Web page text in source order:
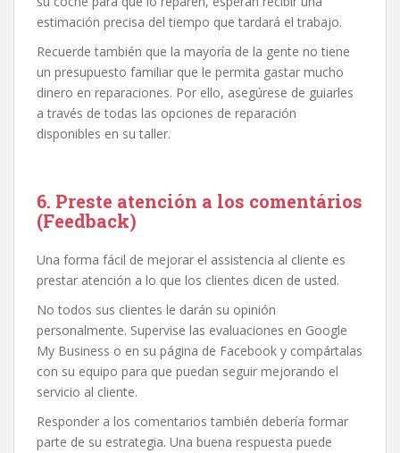
estimación precisa del tiempo que tardará el trabajo.
Recuerde también que la mayoría de la gente no tiene
un presupuesto familiar que le permita gastar mucho
dinero en reparaciones. Por ello, asegúrese de guiarles
a través de todas las opciones de reparación
disponibles en su taller.
6. Preste atención a los comentários
(Feedback)
Una forma fácil de mejorar el assistencia al cliente es
prestar atención a lo que los clientes dicen de usted.
No todos sus clientes le darán su opinión
personalmente. Supervise las evaluaciones en Google
My Business o en su página de Facebook y compártalas
con su equipo para que puedan seguir mejorando el
servicio al cliente.
Responder a los comentarios también debería formar
parte de su estrategia. Una buena respuesta puede